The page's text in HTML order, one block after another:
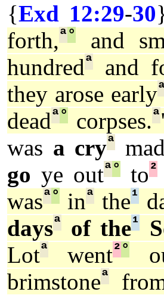
{Exd 12:29-30
forth,ª° and
hundredª and
they arose earlyª
deadª° corpses.ª
was a cryª
go ye outª°to²
wasª° inª the¹
daysª of the¹
Lotª went²°
brimstoneª